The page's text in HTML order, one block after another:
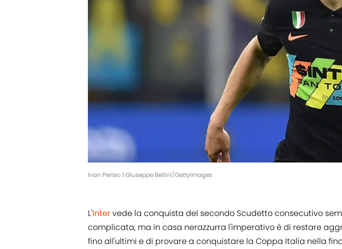
Ivan Perisic | Giuseppe Bellini/GettyImages
L'Intervede la conquista del secondo Scudetto consecutivo
complicata, ma in casa nerazzurra l'imperativo è di restare
fino all'ultimi e di provare a conquistare la Coppa Italia nella